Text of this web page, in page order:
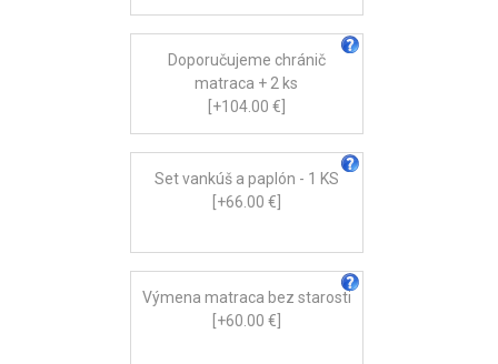
Doporučujeme chránič
matraca + 2 ks
[+104.00 €]
Set vankúš a paplón - 1 KS
[+66.00 €]
Výmena matraca bez starosti
[+60.00 €]